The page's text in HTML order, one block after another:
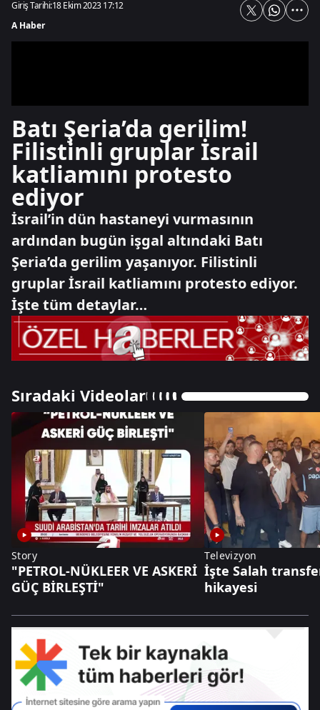
Giriş Tarihi:18 Ekim 2023 17:12
A Haber
Batı Şeria’da gerilim!
Filistinli gruplar İsrail
katliamını protesto
ediyor
İsrail’in dün hastaneyi vurmasının
ardından bugün işgal altındaki Batı
Şeria’da gerilim yaşanıyor. Filistinli
gruplar İsrail katliamını protesto ediyor.
İşte tüm detaylar…
Sıradaki Videolar
Story
"PETROL-NÜKLEER VE ASKERİ
GÜÇ BİRLEŞTİ"
Televizyon
İşte Salah
hikayesi